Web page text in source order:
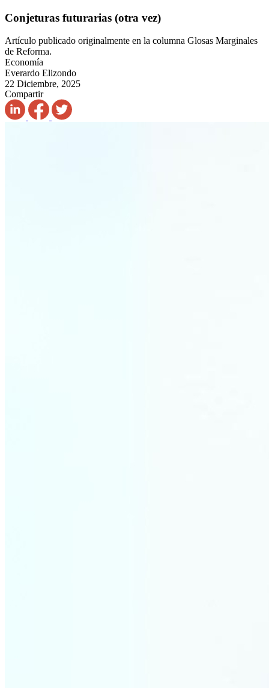
Conjeturas futurarias (otra vez)
Artículo publicado originalmente en la columna Glosas Marginales
de Reforma.
Economía
Everardo Elizondo
22 Diciembre, 2025
Compartir